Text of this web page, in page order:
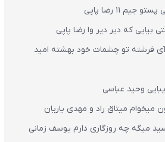
۱۱ رضا پاپی
بیایی که دیر دیر وا رضا پاپی
فرشته تو چشمات خود بهشته امید
وحید عباسی
میخوام میثاق راد و مهدی یاریان
میگه چه روزگاری دارم یوسف زمانی